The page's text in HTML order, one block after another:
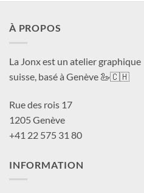
À PROPOS
La Jonx est un atelier graphique
suisse, basé à Genève 🦢🇨🇭
Rue des rois 17
1205 Genève
+41 22 575 31 80
INFORMATION